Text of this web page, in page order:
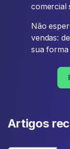
comercial
Não
vendas:
sua forma
Artigos